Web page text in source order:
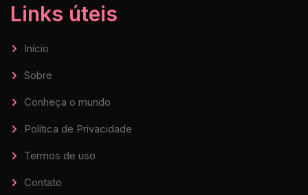
Links úteis
Início
Sobre
Conheça o mundo
Política de Privacidade
Termos de uso
Contato